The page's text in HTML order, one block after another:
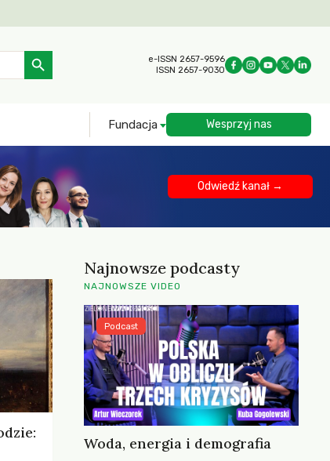
Search Button
e-ISSN 2657-9596
ISSN 2657-9030
Fundacja Wesprzyj nas
Odwiedź kanał →
Najnowsze podcasty
NAJNOWSZE VIDEO
Woda, energia i demografia
Podcast